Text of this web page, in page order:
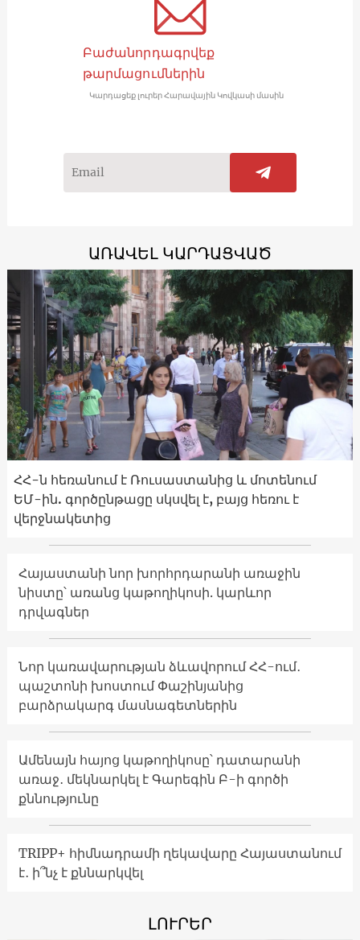
Բաժանորդագրվեք
թարմացումներին
Կարդացեք լուրեր Հարավային Կովկասի մասին
ԱՌԱՎԵԼ ԿԱՐԴԱՑՎԱԾ
ՀՀ-ն հեռանում է Ռուսաստանից և մոտենում
ԵՄ-ին. գործընթացը սկսվել է, բայց հեռու է
վերջնակետից
Հայաստանի նոր խորհրդարանի առաջին
նիստը՝ առանց կաթողիկոսի. կարևոր
դրվագներ
Նոր կառավարության ձևավորում ՀՀ-ում․
պաշտոնի խոստում Փաշինյանից
բարձրակարգ մասնագետներին
Ամենայն հայոց կաթողիկոսը՝ դատարանի
առաջ․ մեկնարկել է Գարեգին Բ-ի գործի
քննությունը
TRIPP+ հիմնադրամի ղեկավարը Հայաստանում
է․ ի՞նչ է քննարկվել
ԼՈՒՐԵՐ